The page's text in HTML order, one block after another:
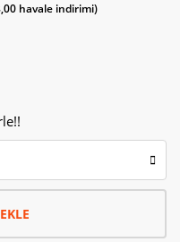
havale indirimi)